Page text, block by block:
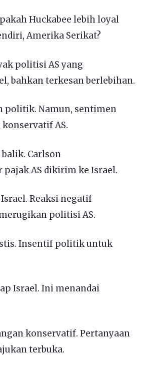
Huckabee lebih loyal
Amerika Serikat?
politisi AS yang
bahkan terkesan berlebihan.
politik. Namun, sentimen
AS.
Carlson
AS dikirim ke Israel.
Reaksi negatif
politisi AS.
Insentif politik untuk
Israel. Ini menandai
konservatif. Pertanyaan
terbuka.